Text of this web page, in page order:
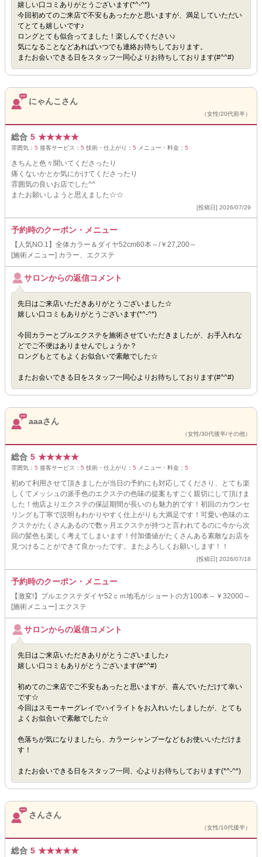
嬉しい口コミありがとうございます(*^-^*)
今回初めてのご来店で不安もあったかと思いますが、満足していただい
てとても嬉しいです♪
ロングとても似合ってました！楽しんでください♪
気になることなどあればいつでも連絡お待ちしております。
またお会いできる日をスタッフ一同心よりお待ちしております(#^^#)
にゃんこさん
（女性/20代前半）
総合 5 ★★★★★
雰囲気： 5 接客サービス： 5 技術・仕上がり： 5 メニュー・料金： 5
きちんと色々聞いてくださったり
痛くないかとか気にかけてくださったり
雰囲気の良いお店でした^^
またお願いしようと思えました☆☆
[投稿日] 2026/07/29
予約時のクーポン・メニュー
【人気NO.1】全体カラー＆ダイヤ52cm60本～/￥27,200～
[施術メニュー] カラー、エクステ
サロンからの返信コメント
先日はご来店いただきありがとうございました☆
嬉しい口コミもありがとうございます(*^-^*)
今回カラーとプルエクステを施術させていただきましたが、お手入れな
どでご不便はありませんでしょうか？
ロングもとてもよくお似合いで素敵でした☆
またお会いできる日をスタッフ一同心よりお待ちしております(#^^#)
aaaさん
（女性/30代後半/その他）
総合 5 ★★★★★
雰囲気： 5 接客サービス： 5 技術・仕上がり： 5 メニュー・料金： 5
初めて利用させて頂きましたが当日の予約にも対応してくださり、とても楽
しくてメッシュの派手色のエクステの色味の提案もすごく親切にして頂けま
した！他店よりエクステの保証期間が長いのも魅力的です！初回のカウンセ
リングも丁寧で説明もわかりやすく仕上がりも大満足です！可愛い色味のエ
クステがたくさんあるので数ヶ月エクステが持つと言われてるのに今から次
回の髪色も楽しく考えてしまいます！付加価値がたくさんある素敵なお店を
見つけることができて良かったです。またよろしくお願いします！！
[投稿日] 2026/07/18
予約時のクーポン・メニュー
【激変!】プルエクステダイヤ52ｃｍ地毛がショートの方100本～￥32000～
[施術メニュー] エクステ
サロンからの返信コメント
先日はご来店いただきありがとうございました♪
嬉しい口コミもありがとうございます(#^^#)
初めてのご来店でご不安もあったと思いますが、喜んでいただけて幸い
です☆
今回はスモーキーグレイでハイライトをお入れいたしましたが、とても
よくお似合いで素敵でした☆
色落ちが気になりましたら、カラーシャンプーなどもお使いいただけま
す！
またお会いできる日をスタッフ一同、心よりお待ちしております(*^-^*)
さんさん
（女性/10代後半）
総合 5 ★★★★★